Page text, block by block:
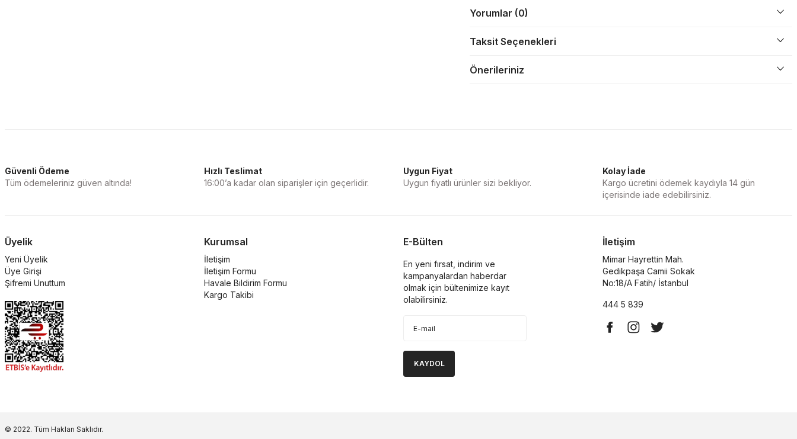
Yorumlar (0)
Taksit Seçenekleri
Önerileriniz
Güvenli Ödeme
Tüm ödemeleriniz güven altında!
Hızlı Teslimat
16:00’a kadar olan siparişler için geçerlidir.
Uygun Fiyat
Uygun fiyatlı ürünler sizi bekliyor.
Kolay İade
Kargo ücretini ödemek kaydıyla 14 gün
içerisinde iade edebilirsiniz.
Üyelik
Yeni Üyelik
Üye Girişi
Şifremi Unuttum
Kurumsal
İletişim
İletişim Formu
Havale Bildirim Formu
Kargo Takibi
E-Bülten
En yeni fırsat, indirim ve
kampanyalardan haberdar
olmak için bültenimize kayıt
olabilirsiniz.
KAYDOL
İletişim
Mimar Hayrettin Mah.
Gedikpaşa Camii Sokak
No:18/A Fatih/ İstanbul
444 5 839
© 2022. Tüm Hakları Saklıdır.